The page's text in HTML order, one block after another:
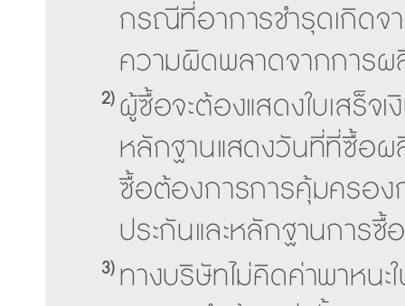
กรณีที่อาการชำรุดเกิดจ
ความผิดพลาดจากการผ
2) ผู้ซื้อจะต้องแสดงใบเสร็จ
หลักฐานแสดงวันที่ที่ซื้อ
ซื้อต้องการการคุ้มครอง
ประกันและหลักฐานการซื้
3) ทางบริษัทไม่คิดค่าพาหนะ